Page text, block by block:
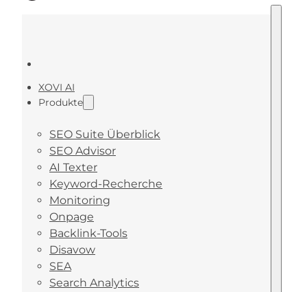
XOVI AI
Produkte
SEO Suite Überblick
SEO Advisor
AI Texter
Keyword-Recherche
Monitoring
Onpage
Backlink-Tools
Disavow
SEA
Search Analytics